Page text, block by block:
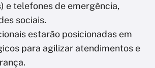
e telefones de emergência,
sociais.
estarão posicionadas em
para agilizar atendimentos e